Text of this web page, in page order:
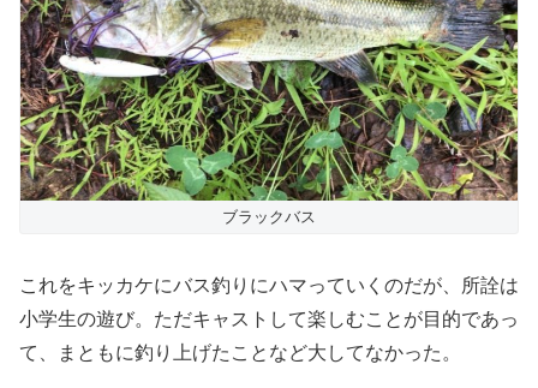
ブラックバス
これをキッカケにバス釣りにハマっていくのだが、所詮は
小学生の遊び。ただキャストして楽しむことが目的であっ
て、まともに釣り上げたことなど大してなかった。